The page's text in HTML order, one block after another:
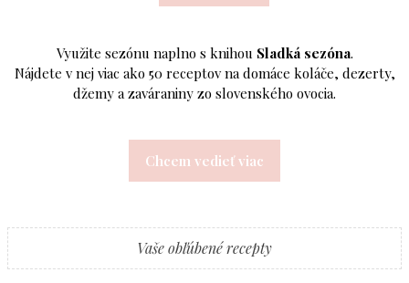
Využite sezónu naplno s knihou Sladká sezóna.
Nájdete v nej viac ako 50 receptov na domáce koláče, dezerty,
džemy a zaváraniny zo slovenského ovocia.
Chcem vedieť viac
Vaše obľúbené recepty